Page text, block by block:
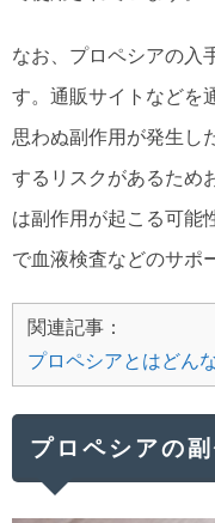
なお、プロペシアの入
す。通販サイトなどを
思わぬ副作用が発生し
するリスクがあるため
は副作用が起こる可能
で血液検査などのサポ
関連記事：
プロペシアとはどん
プロペシアの